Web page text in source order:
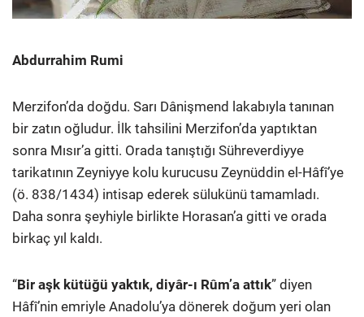
Abdurrahim Rumi
Merzifon’da doğdu. Sarı Dânişmend lakabıyla tanınan
bir zatın oğludur. İlk tahsilini Merzifon’da yaptıktan
sonra Mısır’a gitti. Orada tanıştığı Sühreverdiyye
tarikatının Zeyniyye kolu kurucusu Zeynüddin el-Hâfî’ye
(ö. 838/1434) intisap ederek sülukünü tamamladı.
Daha sonra şeyhiyle birlikte Horasan’a gitti ve orada
birkaç yıl kaldı.
“Bir aşk kütüğü yaktık, diyâr-ı Rûm’a attık” diyen
Hâfî’nin emriyle Anadolu’ya dönerek doğum yeri olan